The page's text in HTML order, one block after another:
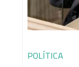
POLÍTICA